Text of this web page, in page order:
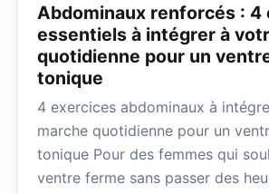
Abdominaux renforcés : 4
essentiels à intégrer à
quotidienne pour un
tonique
4 exercices abdominaux à
marche quotidienne pour un
tonique Pour des femmes qui
ventre ferme sans passer des